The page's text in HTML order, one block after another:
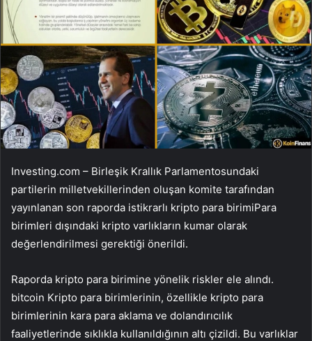
Investing.com – Birleşik Krallık Parlamentosundaki
partilerin milletvekillerinden oluşan komite tarafından
yayınlanan son raporda istikrarlı kripto para birimiPara
birimleri dışındaki kripto varlıkların kumar olarak
değerlendirilmesi gerektiği önerildi.
Raporda kripto para birimine yönelik riskler ele alındı.
bitcoin Kripto para birimlerinin, özellikle kripto para
birimlerinin kara para aklama ve dolandırıcılık
faaliyetlerinde sıklıkla kullanıldığının altı çizildi. Bu varlıklar